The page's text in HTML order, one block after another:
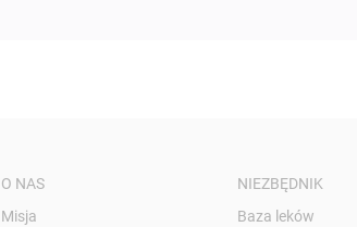
O NAS
Misja
NIEZBĘDNIK
Baza leków